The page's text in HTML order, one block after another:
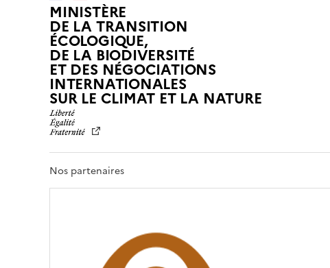
MINISTÈRE
DE LA TRANSITION
ÉCOLOGIQUE,
DE LA BIODIVERSITÉ
ET DES NÉGOCIATIONS
INTERNATIONALES
SUR LE CLIMAT ET LA NATUREL
R
É
Nos partenaires